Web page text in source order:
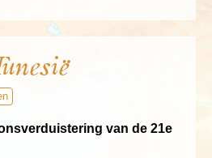
van de 21e